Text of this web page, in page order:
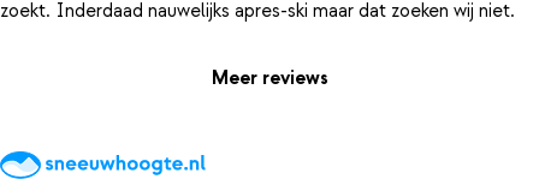
Meer reviews